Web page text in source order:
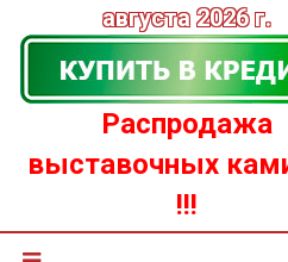
августа 2026 г.
Распродажа
выставочных
!!!